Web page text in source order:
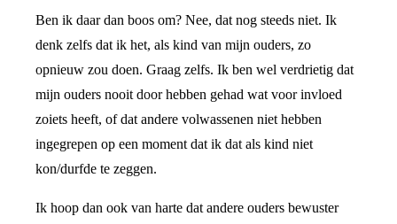
Ben ik daar dan boos om? Nee, dat nog steeds niet. Ik
denk zelfs dat ik het, als kind van mijn ouders, zo
opnieuw zou doen. Graag zelfs. Ik ben wel verdrietig dat
mijn ouders nooit door hebben gehad wat voor invloed
zoiets heeft, of dat andere volwassenen niet hebben
ingegrepen op een moment dat ik dat als kind niet
kon/durfde te zeggen.
Ik hoop dan ook van harte dat andere ouders bewuster